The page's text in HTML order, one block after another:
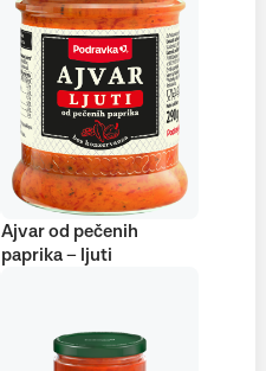
Ajvar od pečenih
paprika – ljuti